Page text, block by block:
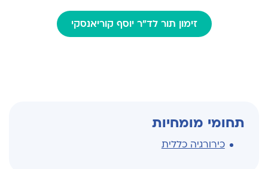
זימון תור לד"ר יוסף קוריאנסקי
תחומי מומחיות
כירורגיה כללית